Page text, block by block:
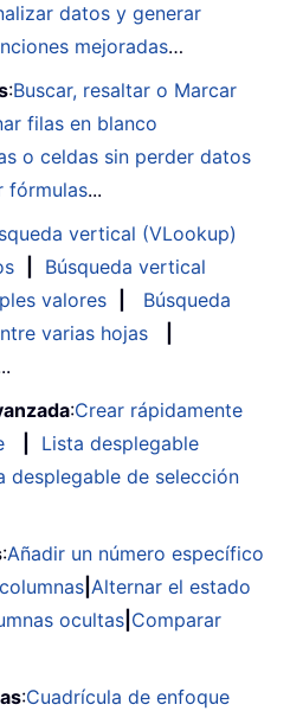
datos y generar
mejoradas…
:Buscar, resaltar o Marcar
filas en blanco
o celdas sin perder datos
fórmulas...
vertical (VLookup)
Búsqueda vertical
valores
Búsqueda
varias hojas
:Crear rápidamente
Lista desplegable
desplegable de selección
:Añadir un número específico
Alternar el estado
ocultas Comparar
:Cuadrícula de enfoque